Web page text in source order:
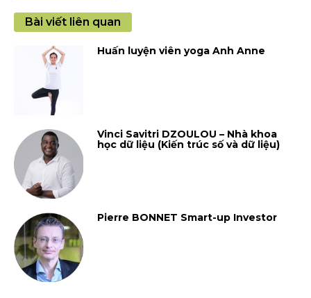
Bài viết liên quan
Huấn luyện viên yoga Anh Anne
Vinci Savitri DZOULOU – Nhà khoa
học dữ liệu (Kiến trúc số và dữ liệu)
Pierre BONNET Smart-up Investor